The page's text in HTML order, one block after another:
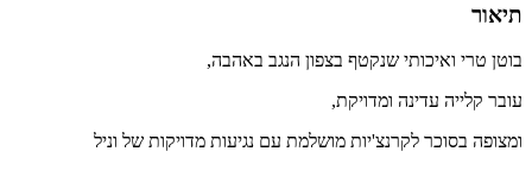
תיאור
בוטן טרי ואיכותי שנקטף בצפון הנגב באהבה,
עובר קלייה עדינה ומדויקת,
ומצופה בסוכר לקרנצ'יות מושלמת עם נגיעות מדויקות של וניל